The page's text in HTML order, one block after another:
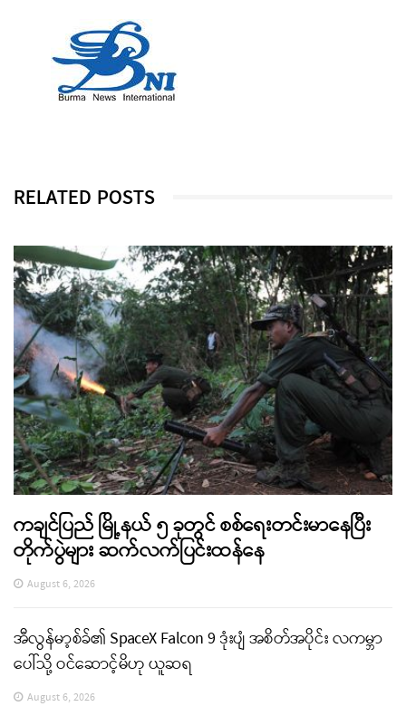
RELATED POSTS
ကချင်ပြည် မြို့နယ် ၅ ခုတွင် စစ်ရေးတင်းမာနေပြီး
တိုက်ပွဲများ ဆက်လက်ပြင်းထန်နေ
August 6, 2026
အီလွန်မာ့စ်ခ်၏ SpaceX Falcon 9 ဒုံးပျံ အစိတ်အပိုင်း လကမ္ဘာ
ပေါ်သို့ ဝင်ဆောင့်မိဟု ယူဆရ
August 6, 2026